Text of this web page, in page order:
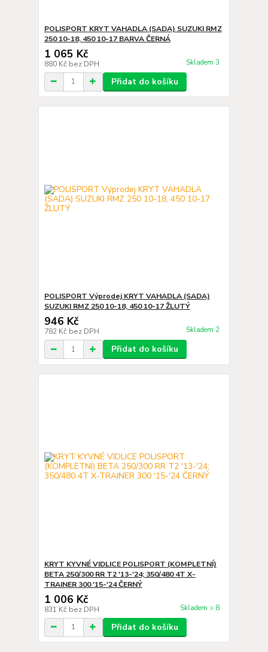
POLISPORT KRYT VAHADLA (SADA) SUZUKI RMZ
250 10-18, 450 10-17 BARVA ČERNÁ
1 065 Kč
880 Kč bez DPH Skladem 3
Přidat do košíku
POLISPORT Výprodej KRYT VAHADLA (SADA)
SUZUKI RMZ 250 10-18, 450 10-17 ŽLUTÝ
946 Kč
782 Kč bez DPH Skladem 2
Přidat do košíku
KRYT KYVNÉ VIDLICE POLISPORT (KOMPLETNÍ)
BETA 250/300 RR T2 '13-'24; 350/480 4T X-
TRAINER 300 '15-'24 ČERNÝ
1 006 Kč
831 Kč bez DPH Skladem > 8
Přidat do košíku